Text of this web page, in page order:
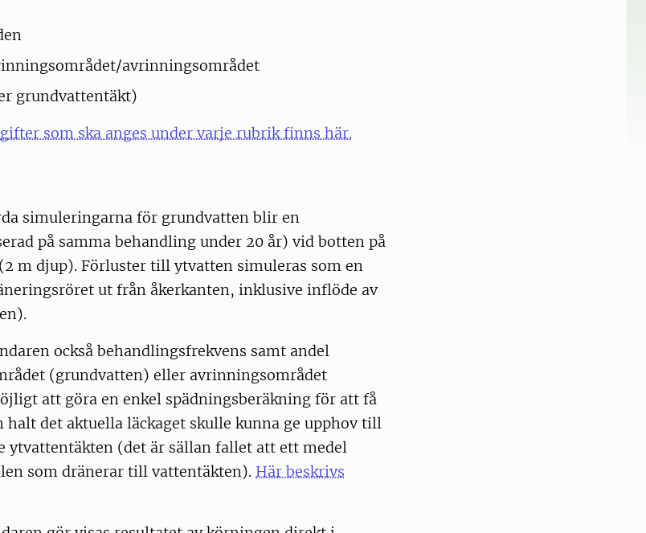
avrinningsområdet
grundvattentäkt)
som ska anges under varje rubrik finns här.
simuleringarna för grundvatten blir en
på samma behandling under 20 år) vid botten på
m djup). Förluster till ytvatten simuleras som en
ut från åkerkanten, inklusive inflöde av
också behandlingsfrekvens samt andel
(grundvatten) eller avrinningsområdet
att göra en enkel spädningsberäkning för att få
det aktuella läckaget skulle kunna ge upphov till
ytvattentäkten (det är sällan fallet att ett medel
som dränerar till vattentäkten). Här beskrivs